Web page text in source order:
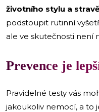
životního stylu a
podstoupit rutinní
ale ve skutečnosti není
Prevence je
Pravidelné testy vás
jakoukoliv nemocí, a to